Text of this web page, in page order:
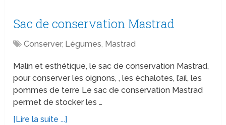
Sac de conservation Mastrad
Conserver, Légumes, Mastrad
Malin et esthétique, le sac de conservation Mastrad,
pour conserver les oignons, , les échalotes, l’ail, les
pommes de terre Le sac de conservation Mastrad
permet de stocker les …
[Lire la suite ...]